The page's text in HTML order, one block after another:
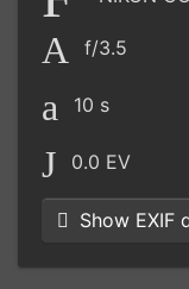
f/3.5
10 s
0.0 EV
Show EXIF